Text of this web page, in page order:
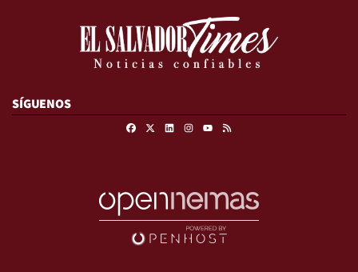
SÍGUENOS
FacebookLinkedinInstagram